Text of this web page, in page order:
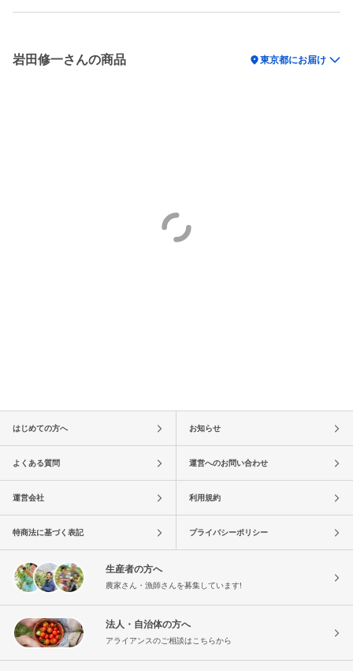
岩田修一さんの商品 location_on東京都にお届け
はじめての方へ お知らせ
よくある質問 運営へのお問い合わせ
運営会社 利用規約
特商法に基づく表記 プライバシーポリシー
生産者の方へ
農家さん・漁師さんを募集しています!
法人・自治体の方へ
アライアンスのご相談はこちらから